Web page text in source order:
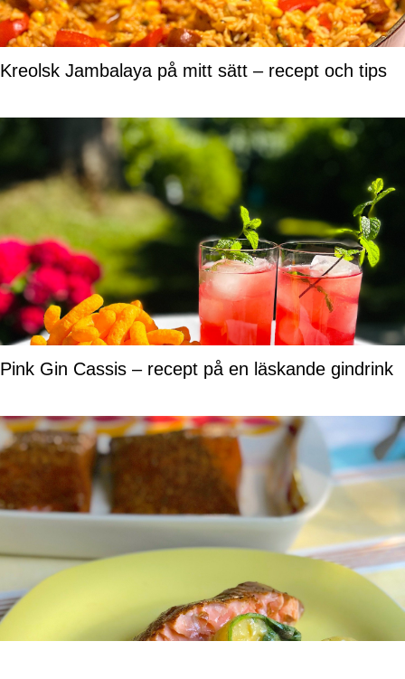
Kreolsk Jambalaya på mitt sätt – recept och tips
Pink Gin Cassis – recept på en läskande gindrink